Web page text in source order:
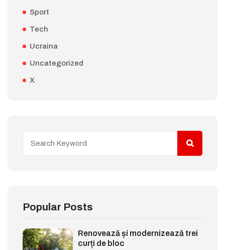
Sport
Tech
Ucraina
Uncategorized
X
Popular Posts
Renovează și modernizează trei
curți de bloc